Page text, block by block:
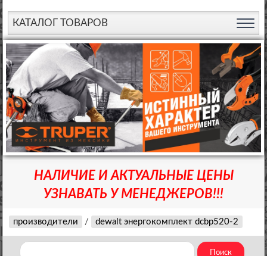
КАТАЛОГ ТОВАРОВ
НАЛИЧИЕ И АКТУАЛЬНЫЕ ЦЕНЫ
УЗНАВАТЬ У МЕНЕДЖЕРОВ!!!
производители / dewalt энергокомплект dcbp520-2